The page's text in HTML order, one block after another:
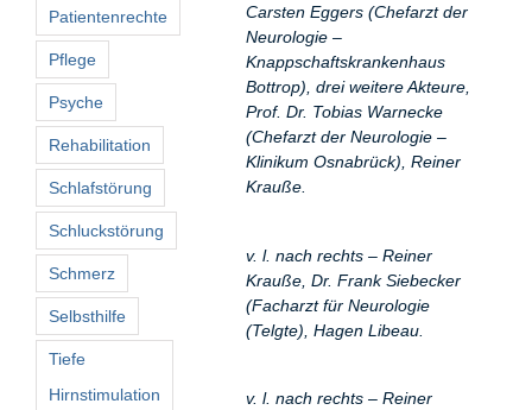
Carsten Eggers (Chefarzt der
Neurologie –
Knappschaftskrankenhaus
Bottrop), drei weitere Akteure,
Prof. Dr. Tobias Warnecke
(Chefarzt der Neurologie –
Klinikum Osnabrück), Reiner
Krauße.
v. l. nach rechts – Reiner
Krauße, Dr. Frank Siebecker
(Facharzt für Neurologie
(Telgte), Hagen Libeau.
v. l. nach rechts – Reiner
Patientenrechte
Pflege
Psyche
Rehabilitation
Schlafstörung
Schluckstörung
Schmerz
Selbsthilfe
Tiefe
Hirnstimulation